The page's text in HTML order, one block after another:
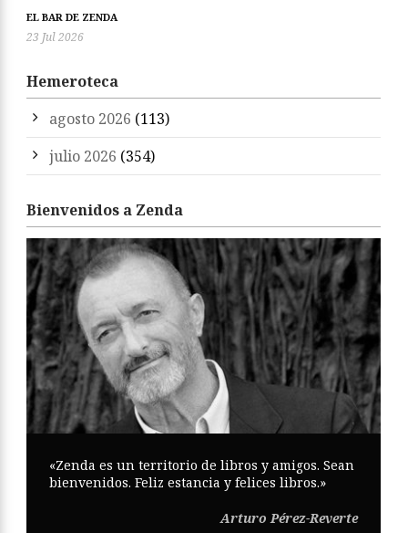
EL BAR DE ZENDA
23 Jul 2026
Hemeroteca
agosto 2026 (113)
julio 2026 (354)
Bienvenidos a Zenda
«Zenda es un territorio de libros y amigos. Sean
bienvenidos. Feliz estancia y felices libros.»
Arturo Pérez-Reverte